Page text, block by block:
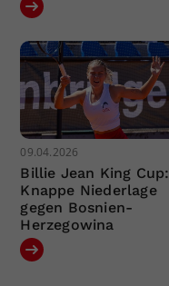
09.04.2026
Billie Jean King Cup:
Knappe Niederlage
gegen Bosnien-
Herzegowina